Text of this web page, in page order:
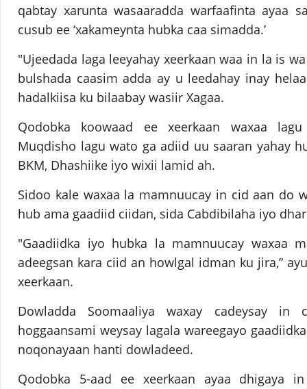
qabtay xarunta wasaaradda warfaafinta ayaa
cusub ee ‘xakameynta hubka caa simadda.’
"Ujeedada laga leeyahay xeerkaan waa in la is
bulshada caasim adda ay u leedahay inay
hadalkiisa ku bilaabay wasiir Xagaa.
Qodobka koowaad ee xeerkaan waxaa
Muqdisho lagu wato ga adiid uu saaran yahay
BKM, Dhashiike iyo wixii lamid ah.
Sidoo kale waxaa la mamnuucay in cid aan do
hub ama gaadiid ciidan, sida Cabdibilaha iyo
"Gaadiidka iyo hubka la mamnuucay waxaa
adeegsan kara ciid an howlgal idman ku jira,”
xeerkaan.
Dowladda Soomaaliya waxay cadeysay
hoggaansami weysay lagala wareegayo
noqonayaan hanti dowladeed.
Qodobka 5-aad ee xeerkaan ayaa dhigaya